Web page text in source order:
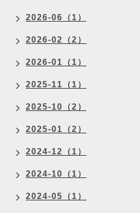
2026-06（1）
2026-02（2）
2026-01（1）
2025-11（1）
2025-10（2）
2025-01（2）
2024-12（1）
2024-10（1）
2024-05（1）